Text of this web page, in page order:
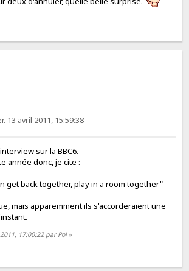
13 avril 2011, 15:59:38
sur la BBC6.
année donc, je cite :
get back together, play in a room together"
mais apparemment ils s'accorderaient une
17:00:22 par Pol»